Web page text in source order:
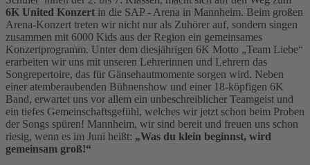
6K United Konzert in die SAP - Arena in Mannheim. Beim großen
Arena-Konzert treten wir nicht nur als Zuhörer auf, sondern singen
zusammen mit 6000 Kids aus der Region ein gemeinsames
Konzertprogramm. Unter dem diesjährigen 6K Motto „Team Liebe“
erarbeiten wir uns mit unseren Lehrerinnen und Lehrern das
Songrepertoire, das für Gänsehautmomente sorgen wird. Neben
einer atemberaubenden Bühnenshow und einer 18-köpfigen 6K
Band, erwartet uns vor allem ein unbeschreiblicher Teamgeist und
ein tiefes Gemeinschaftsgefühl, welches wir jetzt schon beim Proben
der Songs spüren! Mannheim, wir sind bereit und freuen uns schon
riesig, wenn es im Juni heißt: „Was du klein beginnst, wird
gemeinsam groß!“